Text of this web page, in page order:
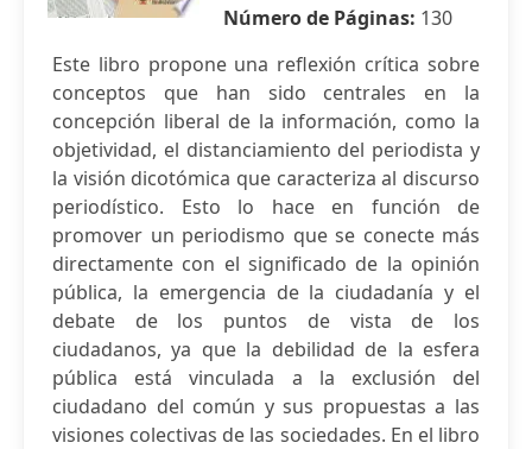
Número de Páginas: 130
Este libro propone una reflexión crítica sobre
conceptos que han sido centrales en la
concepción liberal de la información, como la
objetividad, el distanciamiento del periodista y
la visión dicotómica que caracteriza al discurso
periodístico. Esto lo hace en función de
promover un periodismo que se conecte más
directamente con el significado de la opinión
pública, la emergencia de la ciudadanía y el
debate de los puntos de vista de los
ciudadanos, ya que la debilidad de la esfera
pública está vinculada a la exclusión del
ciudadano del común y sus propuestas a las
visiones colectivas de las sociedades. En el libro